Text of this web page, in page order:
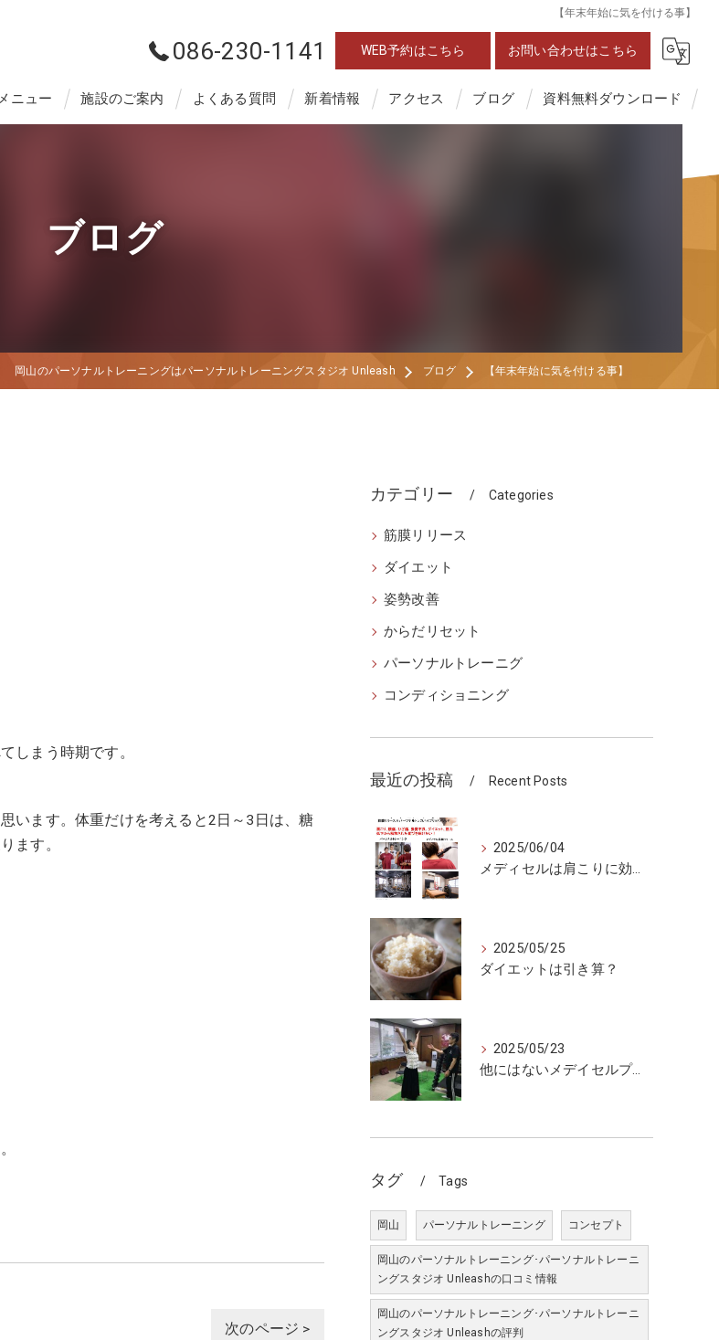
【年末年始に気を付ける事】
086-230-1141 WEB予約はこちら お問い合わせはこちら
ニュー 施設のご案内 よくある質問 新着情報 アクセス ブログ 資料無料ダウンロード
ブログ
岡山のパーソナルトレーニングはパーソナルトレーニングスタジオ Unleash ブログ 【年末年始に気を付ける事】
しまう時期です。
います。体重だけを考えると2日～3日は、糖
ます。
次のページ >
カテゴリー Categories
筋膜リリース
ダイエット
姿勢改善
からだリセット
パーソナルトレーニグ
コンディショニング
最近の投稿 Recent Posts
2025/06/04
メディセルは肩こりに効くのか
2025/05/25
ダイエットは引き算？
2025/05/23
他にはないメデイセルプラス
タグ Tags
岡山 パーソナルトレーニング コンセプト
岡山のパーソナルトレーニング･パーソナルトレーニ
ングスタジオ Unleashの口コミ情報
岡山のパーソナルトレーニング･パーソナルトレーニ
ングスタジオ Unleashの評判